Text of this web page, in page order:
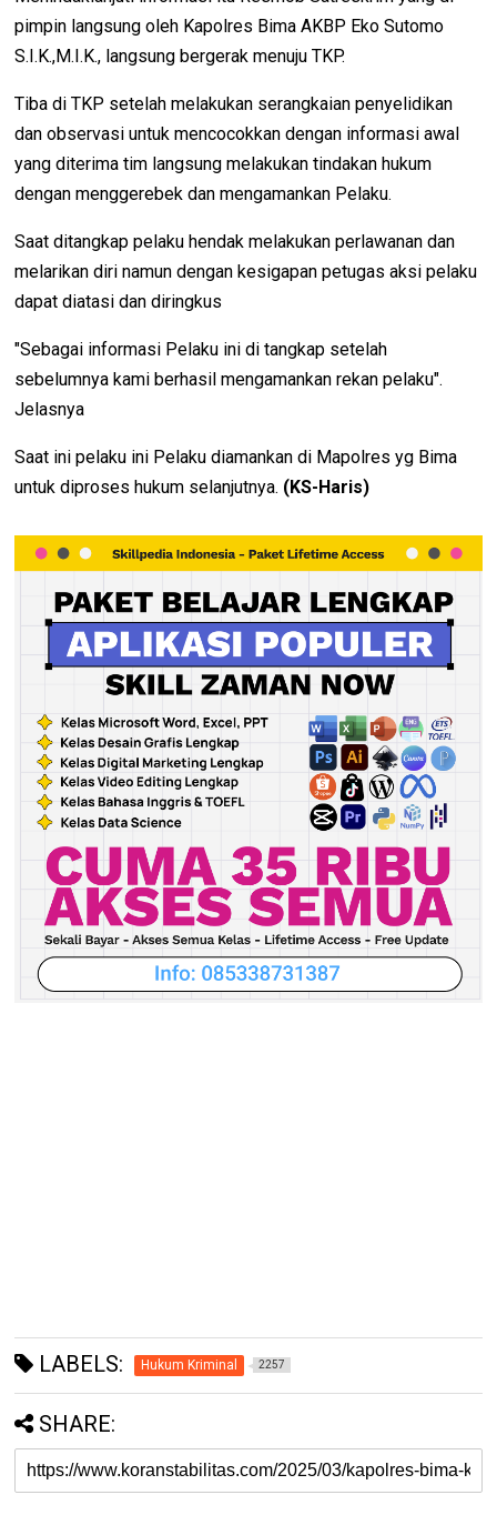
pimpin langsung oleh Kapolres Bima AKBP Eko Sutomo
S.I.K.,M.I.K., langsung bergerak menuju TKP.
Tiba di TKP setelah melakukan serangkaian penyelidikan
dan observasi untuk mencocokkan dengan informasi awal
yang diterima tim langsung melakukan tindakan hukum
dengan menggerebek dan mengamankan Pelaku.
Saat ditangkap pelaku hendak melakukan perlawanan dan
melarikan diri namun dengan kesigapan petugas aksi pelaku
dapat diatasi dan diringkus
"Sebagai informasi Pelaku ini di tangkap setelah
sebelumnya kami berhasil mengamankan rekan pelaku".
Jelasnya
Saat ini pelaku ini Pelaku diamankan di Mapolres yg Bima
untuk diproses hukum selanjutnya. (KS-Haris)
LABELS: Hukum Kriminal 2257
SHARE: